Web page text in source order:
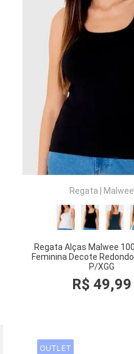
Regata Malwee
Regata Alças Malwee
Feminina Decote
P/XGG
R$ 49,99
OUTLET